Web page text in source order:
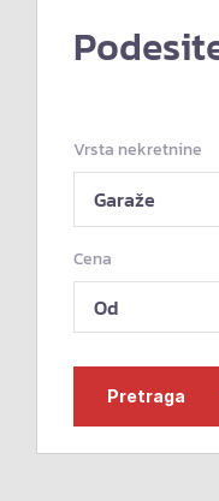
Vrsta nekretnine
Cena
Pretraga